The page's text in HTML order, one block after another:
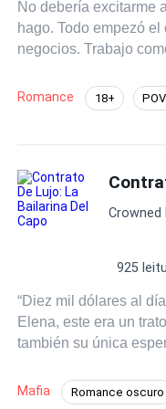
preciso.
No debería excitarme
hago. Todo empezó el día que tuvimos una reunión de
negocios. Trabajo
follándome. Me llamo Emma y no, no soy una modelo
guapa. Soy lo que se
puta. Incluso si eso
medio.
Romance 18+
Relación oculta
Crowned
925
“Diez mil dólares al día
Elena, este era un
también su única
Marion Moretti, un
Mafia Romance oscuro